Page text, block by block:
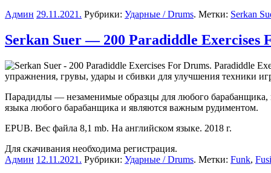
Админ 29.11.2021 . Рубрики: Ударные / Drums. Метки: Serkan
Serkan Suer — 200 Paradiddle Exercises
упражнения, грувы, удары и сбивки для улучшения техники
Парадидлы — незаменимые образцы для любого барабанщика,
языка любого барабанщика и являются важным рудиментом.
EPUB. Вес файла 8,1 mb. На английском языке. 2018 г.
Для скачивания необходима регистрация.
Админ 12.11.2021 . Рубрики: Ударные / Drums. Метки: Funk,